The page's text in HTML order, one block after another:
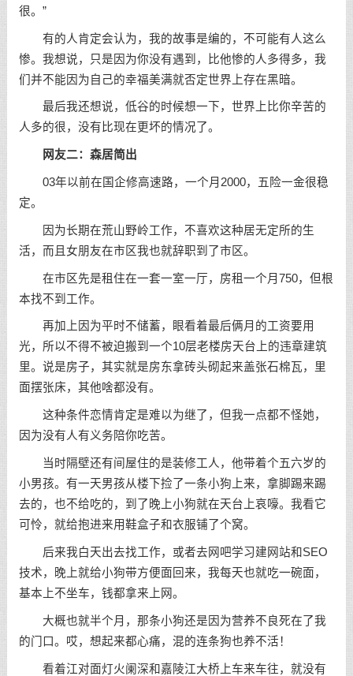
很。”
有的人肯定会认为，我的故事是编的，不可能有人这么
惨。我想说，只是因为你没有遇到，比他惨的人多得多，我
们并不能因为自己的幸福美满就否定世界上存在黑暗。
最后我还想说，低谷的时候想一下，世界上比你辛苦的
人多的很，没有比现在更坏的情况了。
网友二：森居简出
03年以前在国企修高速路，一个月2000，五险一金很稳
定。
因为长期在荒山野岭工作，不喜欢这种居无定所的生
活，而且女朋友在市区我也就辞职到了市区。
在市区先是租住在一套一室一厅，房租一个月750，但根
本找不到工作。
再加上因为平时不储蓄，眼看着最后俩月的工资要用
光，所以不得不被迫搬到一个10层老楼房天台上的违章建筑
里。说是房子，其实就是房东拿砖头砌起来盖张石棉瓦，里
面摆张床，其他啥都没有。
这种条件恋情肯定是难以为继了，但我一点都不怪她，
因为没有人有义务陪你吃苦。
当时隔壁还有间屋住的是装修工人，他带着个五六岁的
小男孩。有一天男孩从楼下捡了一条小狗上来，拿脚踢来踢
去的，也不给吃的，到了晚上小狗就在天台上哀嚎。我看它
可怜，就给抱进来用鞋盒子和衣服铺了个窝。
后来我白天出去找工作，或者去网吧学习建网站和SEO
技术，晚上就给小狗带方便面回来，我每天也就吃一碗面，
基本上不坐车，钱都拿来上网。
大概也就半个月，那条小狗还是因为营养不良死在了我
的门口。哎，想起来都心痛，混的连条狗也养不活！
看着江对面灯火阑深和嘉陵江大桥上车来车往，就没有